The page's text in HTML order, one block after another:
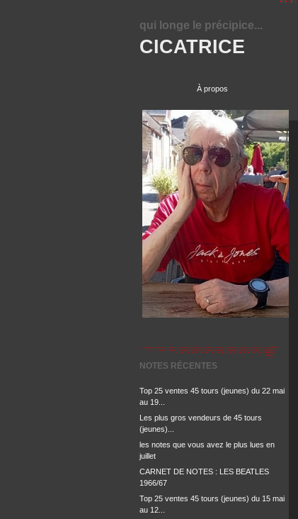
CICATRICE
qui longe le précipice...
À propos
NOTES RÉCENTES
Top 25 ventes 45 tours (jeunes) du 22 mai
au 19...
Les plus gros vendeurs de 45 tours
(jeunes)...
les notes que vous avez le plus lues en
juillet
CARNET DE NOTES : LES BEATLES
1966/67
Top 25 ventes 45 tours (jeunes) du 15 mai
au 12...